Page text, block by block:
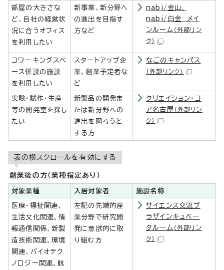
部屋の大きさな
ど、自社の経営状
況に合うオフィス
を利用したい
新事業、新分野へ
の進出を目指す
方など
nabi/金山、
nabi/白金 メイ
ンルーム （外部リン
ク）
コワーキングスペ
ース併設の施設
を利用したい
スタートアップ企
業、創業予定者な
ど
なごのキャンパス
（外部リンク）
実験・試作・生産
等の開発室を探し
たい
新製品の開発ま
たは新分野への
進出を図ろうと
する方
クリエイション・コ
ア名古屋 （外部リン
ク）
表の横スクロールを有効にする
創業後の方（業種指定あり）
対象業種 入居対象者 施設名称
医療・福祉関連、
生活文化関連、情
報通信関係、新製
造技術関連、環境
関連、バイオテク
ノロジー関連、航
左記の先端的産
業分野で研究開
発に意欲的に取
り組む方
サイエンス交流プ
ラザインキュベー
タルーム （外部リン
ク）